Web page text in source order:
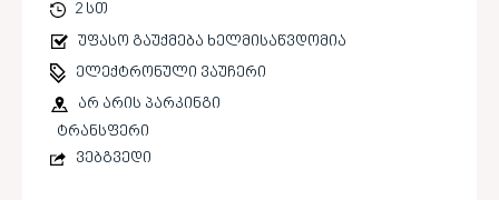
2 სთ
უფასო გაუქმება ხელმისაწვდომია
ელექტრონული ვაუჩერი
არ არის პარკინგი
ტრანსფერი
ვებგვედი